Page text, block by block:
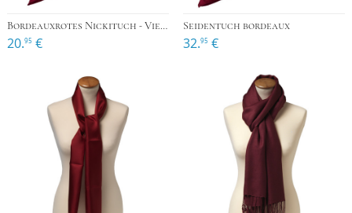
Bordeauxrotes Nickituch - Viereckig
20.95 €
Seidentuch bordeaux
32.95 €